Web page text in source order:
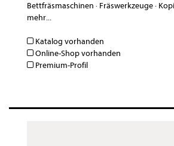
Bettfräsmaschinen · Fräswerkzeuge·
mehr...
Katalog vorhanden
Online-Shop vorhanden
Premium-Profil